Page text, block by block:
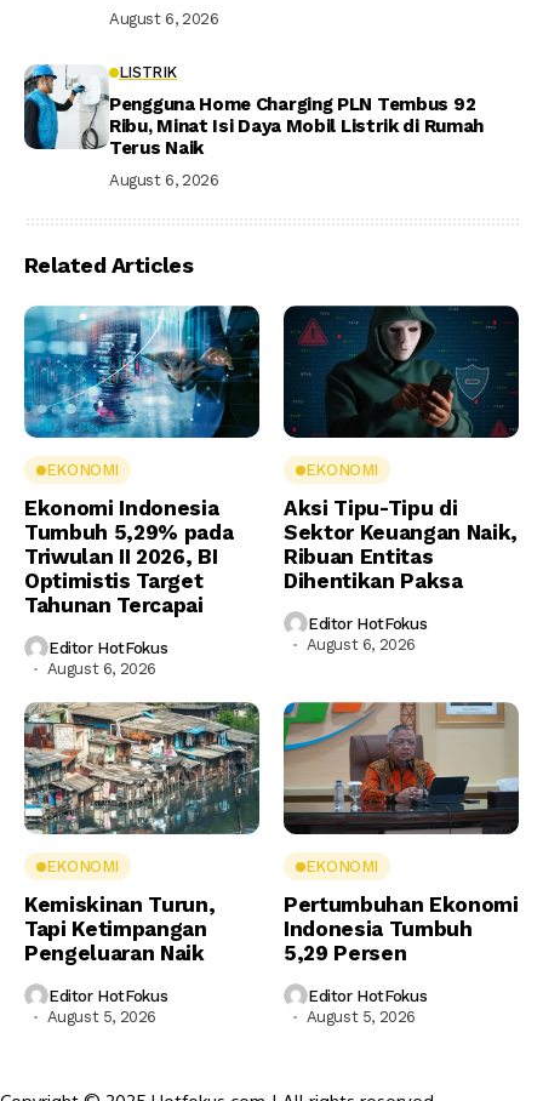
August 6, 2026
LISTRIK
Pengguna Home Charging PLN Tembus 92
Ribu, Minat Isi Daya Mobil Listrik di Rumah
Terus Naik
August 6, 2026
Related Articles
EKONOMI
Ekonomi Indonesia
Tumbuh 5,29% pada
Triwulan II 2026, BI
Optimistis Target
Tahunan Tercapai
Editor HotFokus
August 6, 2026
EKONOMI
Aksi Tipu-Tipu di
Sektor Keuangan Naik,
Ribuan Entitas
Dihentikan Paksa
Editor HotFokus
August 6, 2026
EKONOMI
Kemiskinan Turun,
Tapi Ketimpangan
Pengeluaran Naik
Editor HotFokus
August 5, 2026
EKONOMI
Pertumbuhan Ekonomi
Indonesia Tumbuh
5,29 Persen
Editor HotFokus
August 5, 2026